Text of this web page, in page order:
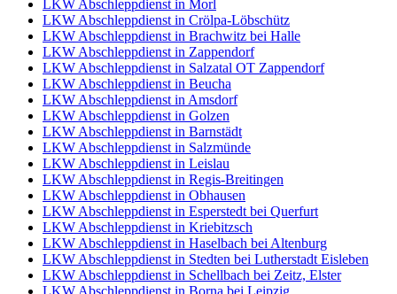
LKW Abschleppdienst in Morl
LKW Abschleppdienst in Crölpa-Löbschütz
LKW Abschleppdienst in Brachwitz bei Halle
LKW Abschleppdienst in Zappendorf
LKW Abschleppdienst in Salzatal OT Zappendorf
LKW Abschleppdienst in Beucha
LKW Abschleppdienst in Amsdorf
LKW Abschleppdienst in Golzen
LKW Abschleppdienst in Barnstädt
LKW Abschleppdienst in Salzmünde
LKW Abschleppdienst in Leislau
LKW Abschleppdienst in Regis-Breitingen
LKW Abschleppdienst in Obhausen
LKW Abschleppdienst in Esperstedt bei Querfurt
LKW Abschleppdienst in Kriebitzsch
LKW Abschleppdienst in Haselbach bei Altenburg
LKW Abschleppdienst in Stedten bei Lutherstadt Eisleben
LKW Abschleppdienst in Schellbach bei Zeitz, Elster
LKW Abschleppdienst in Borna bei Leipzig